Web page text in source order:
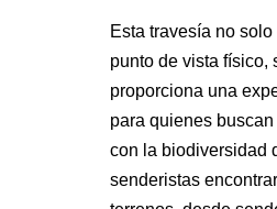
Esta travesía no
punto de vista físico,
proporciona una
para quienes
con la biodiversidad
senderistas